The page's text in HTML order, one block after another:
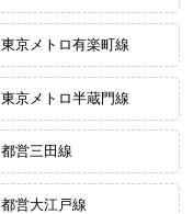
東京メトロ有楽町線
東京メトロ半蔵門線
都営三田線
都営大江戸線